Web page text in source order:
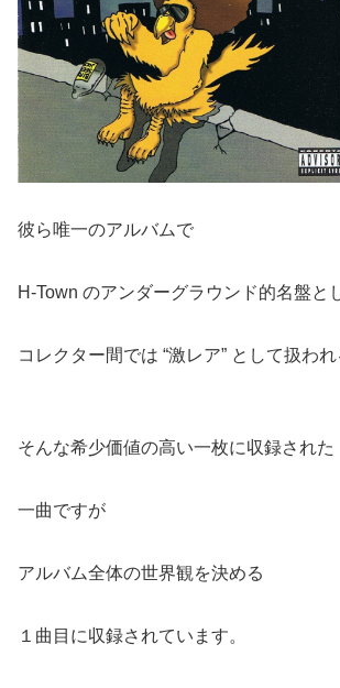
彼ら唯一のアルバムで
H-Town のアンダーグラウンド的名盤と
コレクター間では “激レア” として扱われ
そんな希少価値の高い一枚に収録された
一曲ですが
アルバム全体の世界観を決める
１曲目に収録されています。